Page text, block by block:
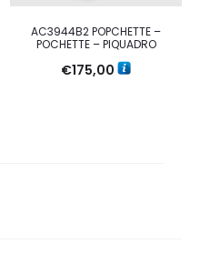
AC3944B2 POPCHETTE –
POCHETTE – PIQUADRO
€175,00